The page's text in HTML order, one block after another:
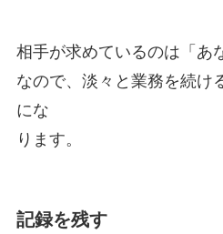
相手が求めているのは「あ
なので、淡々と業務を続け
にな
ります。
記録を残す